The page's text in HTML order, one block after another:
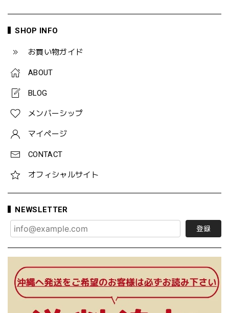
SHOP INFO
お買い物ガイド
ABOUT
BLOG
メンバーシップ
マイページ
CONTACT
オフィシャルサイト
NEWSLETTER
登録